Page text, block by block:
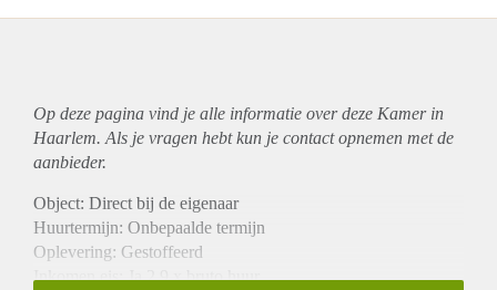
Op deze pagina vind je alle informatie over deze Kamer in
Haarlem. Als je vragen hebt kun je contact opnemen met de
aanbieder.
Object: Direct bij de eigenaar
Huurtermijn: Onbepaalde termijn
Oplevering: Gestoffeerd
Inkomen eis: Ja 2,9 x bruto huur